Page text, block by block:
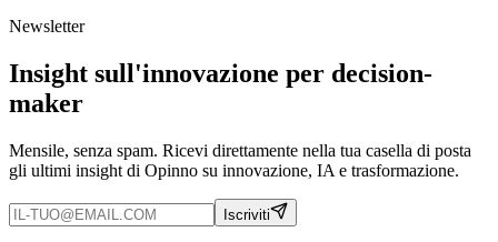
Newsletter
Insight sull'innovazione per decision-
maker
Mensile, senza spam. Ricevi direttamente nella tua casella di posta
gli ultimi insight di Opinno su innovazione, IA e trasformazione.
Iscriviti